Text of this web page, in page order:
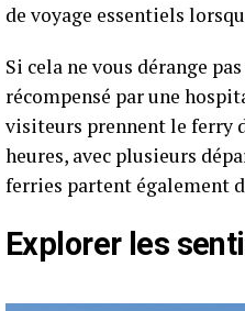
de voyage essentiels
Si cela ne vous dérange
récompensé par une
visiteurs prennent le ferry
heures, avec plusieurs
ferries partent également
Explorer les